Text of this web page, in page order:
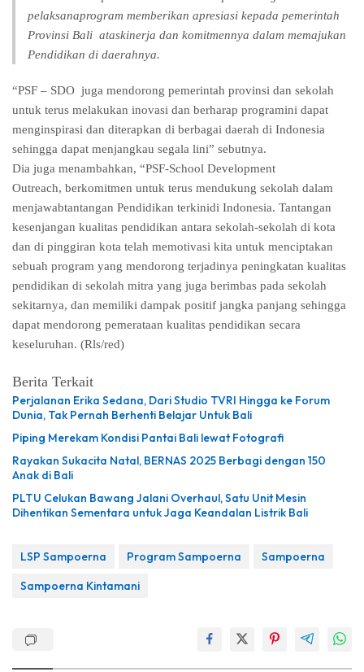
pelaksanaprogram memberikan apresiasi kepada pemerintah
Provinsi Bali ataskinerja dan komitmennya dalam memajukan
Pendidikan di daerahnya.
“PSF – SDO juga mendorong pemerintah provinsi dan sekolah
untuk terus melakukan inovasi dan berharap programini dapat
menginspirasi dan diterapkan di berbagai daerah di Indonesia
sehingga dapat menjangkau segala lini” sebutnya.
Dia juga menambahkan, “PSF-School Development
Outreach, berkomitmen untuk terus mendukung sekolah dalam
menjawabtantangan Pendidikan terkinidi Indonesia. Tantangan
kesenjangan kualitas pendidikan antara sekolah-sekolah di kota
dan di pinggiran kota telah memotivasi kita untuk menciptakan
sebuah program yang mendorong terjadinya peningkatan kualitas
pendidikan di sekolah mitra yang juga berimbas pada sekolah
sekitarnya, dan memiliki dampak positif jangka panjang sehingga
dapat mendorong pemerataan kualitas pendidikan secara
keseluruhan. (Rls/red)
Berita Terkait
Perjalanan Erika Sedana, Dari Studio TVRI Hingga ke Forum
Dunia, Tak Pernah Berhenti Belajar Untuk Bali
Piping Merekam Kondisi Pantai Bali lewat Fotografi
Rayakan Sukacita Natal, BERNAS 2025 Berbagi dengan 150
Anak di Bali
PLTU Celukan Bawang Jalani Overhaul, Satu Unit Mesin
Dihentikan Sementara untuk Jaga Keandalan Listrik Bali
LSP Sampoerna Program Sampoerna
Sampoerna
Sampoerna Kintamani